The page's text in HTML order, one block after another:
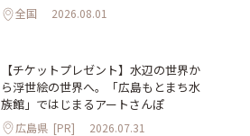
全国 2026.08.01
【チケットプレゼント】水辺の世界か
ら浮世絵の世界へ。「広島もとまち水
族館」ではじまるアートさんぽ
広島県 [PR] 2026.07.31